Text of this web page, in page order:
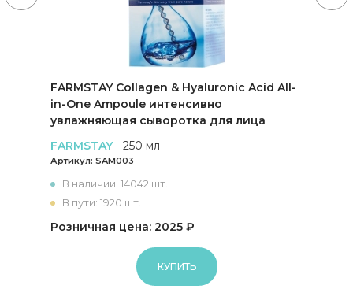
FARMSTAY Collagen & Hyaluronic Acid All-
in-One Ampoule интенсивно
увлажняющая сыворотка для лица
FARMSTAY
250 мл
Артикул: SAM003
В наличии: 14042 шт.
В пути: 1920 шт.
Розничная цена: 2025 ₽
КУПИТЬ